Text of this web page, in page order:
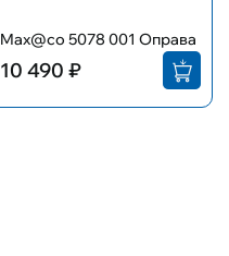
Max@co 5078 001 Оправа
10 490 ₽